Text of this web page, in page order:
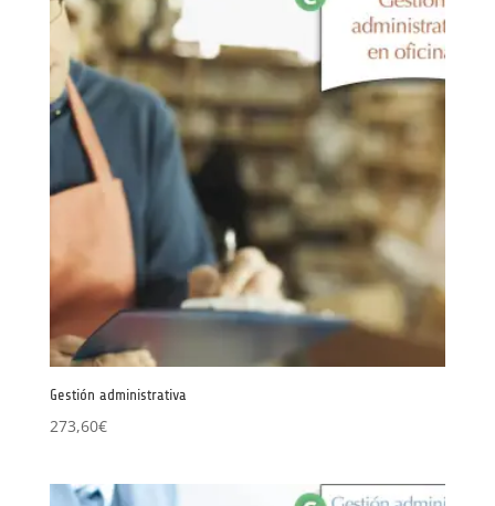
239,00€
hasta
271,00€
Gestión administrativa
273,60€